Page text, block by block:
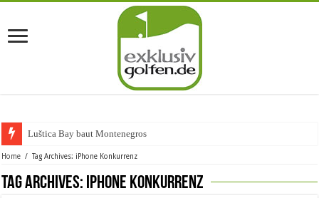
Luštica Bay baut Montenegros er
Home / Tag Archives: iPhone Konkurrenz
Tag Archives: iPhone Konkurrenz